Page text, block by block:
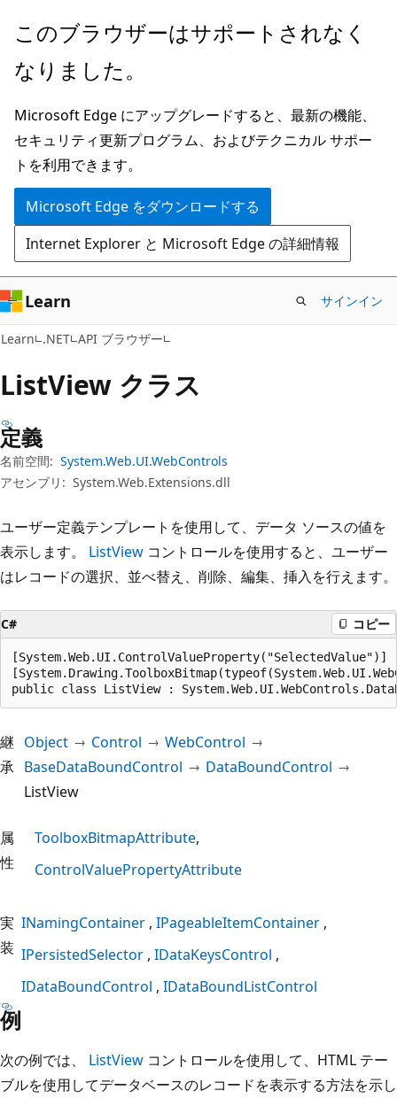
メ
ン
ン
テ
ン
ツ
に
ス
キ
ッ
プ
ペ
ジ
ナ
ビ
ゲ
ー
シ
ョ
ン
に
ス
キ
ッ
プ
このブラウザーはサポートされなく
なりました。
Microsoft Edge にアップグレードすると、最新の機能、
セキュリティ更新プログラム、およびテクニカル サポー
トを利用できます。
Microsoft Edge をダウンロードする
Internet Explorer と Microsoft Edge の詳細情報
Learn サインイン
Learn .NET API ブラウザー
ListView クラス
定義
名前空間: System.Web.UI.WebControls
アセンブリ: System.Web.Extensions.dll
ユーザー定義テンプレートを使用して、データ ソースの値を
表示します。 ListView コントロールを使用すると、ユーザー
はレコードの選択、並べ替え、削除、編集、挿入を行えます。
C# コピー
[System.Web.UI.ControlValueProperty("SelectedValue")]
public class ListView :
継
承
Object Control
WebControl
BaseDataBoundControl
DataBoundControl
ListView
属
性
ToolboxBitmapAttribute
ControlValuePropertyAttribute
実
装
INamingContainer IPageableItemContainer
IPersistedSelector IDataKeysControl
IDataBoundControl IDataBoundListControl
例
次の例では、 ListView コントロールを使用して、HTML テー
ブルを使用してデータベースのレコードを表示する方法を示し